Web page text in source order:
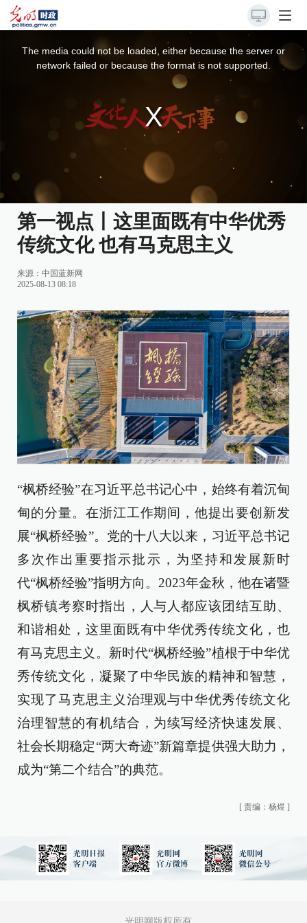
The media could not be loaded, either because the server or
network failed or because the format is not supported.
第一视点丨这里面既有中华优秀
传统文化 也有马克思主义
来源： 中国蓝新网
2025-08-13 08:18
“枫桥经验”在习近平总书记心中，始终有着沉甸
甸的分量。在浙江工作期间，他提出要创新发
展“枫桥经验”。党的十八大以来，习近平总书记
多次作出重要指示批示，为坚持和发展新时
代“枫桥经验”指明方向。2023年金秋，他在诸暨
枫桥镇考察时指出，人与人都应该团结互助、
和谐相处，这里面既有中华优秀传统文化，也
有马克思主义。新时代“枫桥经验”植根于中华优
秀传统文化，凝聚了中华民族的精神和智慧，
实现了马克思主义治理观与中华优秀传统文化
治理智慧的有机结合，为续写经济快速发展、
社会长期稳定“两大奇迹”新篇章提供强大助力，
成为“第二个结合”的典范。
[ 责编：杨煜 ]